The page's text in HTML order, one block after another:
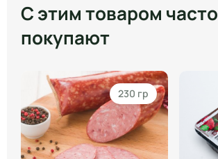
С этим товаром часто
покупают
230 гр